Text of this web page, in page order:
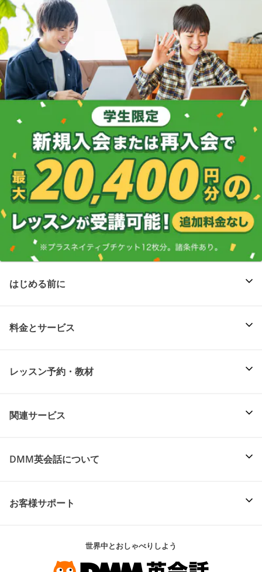
はじめる前に
料金とサービス
レッスン予約・教材
関連サービス
DMM英会話について
お客様サポート
世界中とおしゃべりしよう